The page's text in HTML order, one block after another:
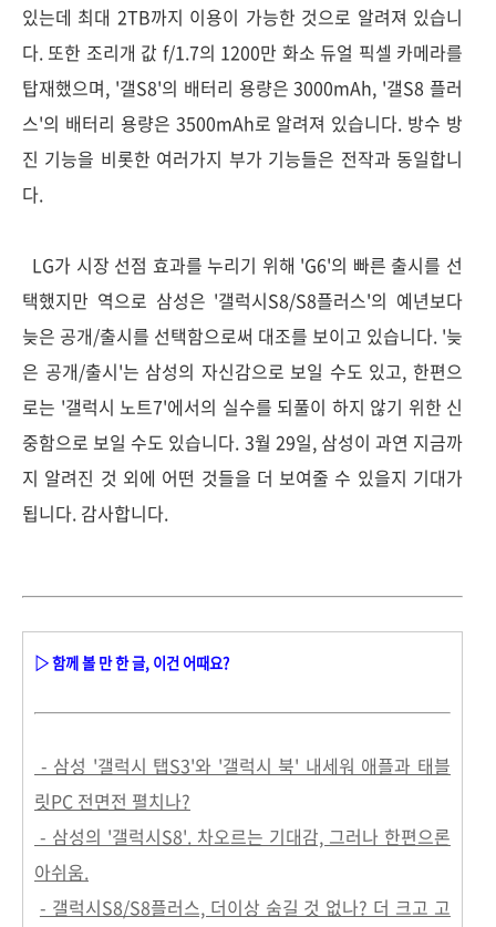
있는데 최대 2TB까지 이용이 가능한 것으로 알려져 있습니
다. 또한 조리개 값 f/1.7의 1200만 화소 듀얼 픽셀 카메라를
탑재했으며, '갤S8'의 배터리 용량은 3000mAh, '갤S8 플러
스'의 배터리 용량은 3500mAh로 알려져 있습니다. 방수 방
진 기능을 비롯한 여러가지 부가 기능들은 전작과 동일합니
다.
LG가 시장 선점 효과를 누리기 위해 'G6'의 빠른 출시를 선
택했지만 역으로 삼성은 '갤럭시S8/S8플러스'의 예년보다
늦은 공개/출시를 선택함으로써 대조를 보이고 있습니다. '늦
은 공개/출시'는 삼성의 자신감으로 보일 수도 있고, 한편으
로는 '갤럭시 노트7'에서의 실수를 되풀이 하지 않기 위한 신
중함으로 보일 수도 있습니다. 3월 29일, 삼성이 과연 지금까
지 알려진 것 외에 어떤 것들을 더 보여줄 수 있을지 기대가
됩니다. 감사합니다.
▷ 함께 볼 만 한 글, 이건 어때요?
- 삼성 '갤럭시 탭S3'와 '갤럭시 북' 내세워 애플과 태블
릿PC 전면전 펼치나?
- 삼성의 '갤럭시S8'. 차오르는 기대감, 그러나 한편으론
아쉬움.
- 갤럭시S8/S8플러스, 더이상 숨길 것 없나? 더 크고 고